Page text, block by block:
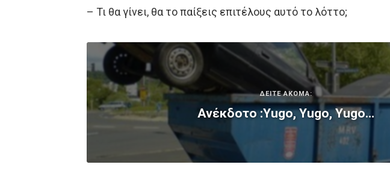
– Τι θα γίνει, θα το παίξεις επιτέλους αυτό το λόττο;
ΔΕΙΤΕ ΑΚΟΜΑ:
Ανέκδοτο :Yugo, Yugo, Yugo…